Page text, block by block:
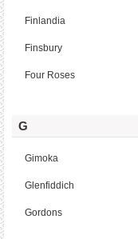
Finlandia
Finsbury
Four Roses
G
Gimoka
Glenfiddich
Gordons